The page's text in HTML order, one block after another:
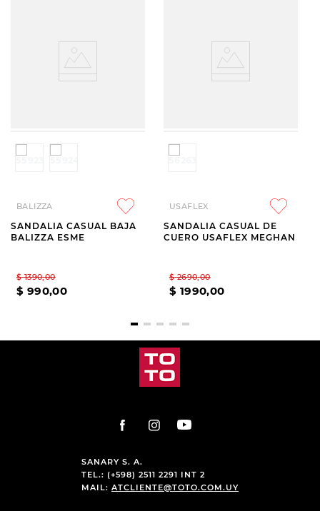
BALIZZA
SANDALIA CASUAL BAJA
BALIZZA ESME
$ 1390,00
$ 990,00
USAFLEX
SANDALIA CASUAL DE
CUERO USAFLEX MEGHAN
$ 2690,00
$ 1990,00
SANARY S. A.
TEL.: (+598) 2511 2291 INT 2
MAIL: ATCLIENTE@TOTO.COM.UY